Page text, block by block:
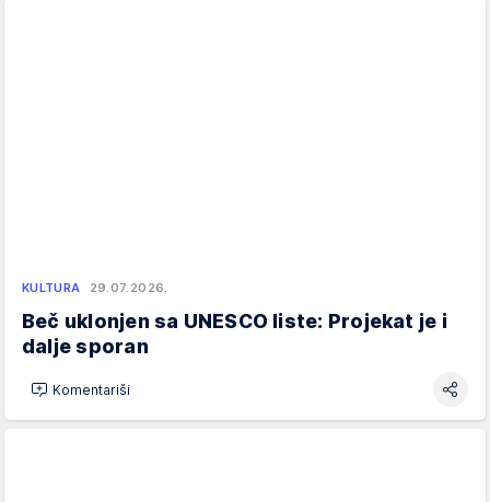
KULTURA 29.07.2026.
Beč uklonjen sa UNESCO liste: Projekat je i
dalje sporan
Komentariši